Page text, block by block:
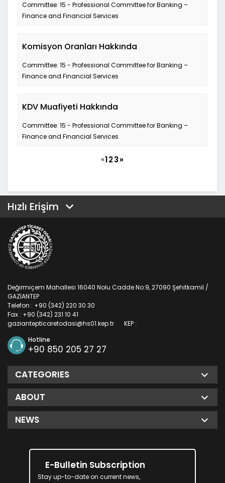
Committee: 15 - Professional Committee for Banking –
Finance and Financial Services
Komisyon Oranları Hakkında
Committee: 15 - Professional Committee for Banking –
Finance and Financial Services
KDV Muafiyeti Hakkında
Committee: 15 - Professional Committee for Banking –
Finance and Financial Services
«123»
Hızlı Erişim
Değirmiçem Mahallesi 16040 Nolu Cadde No:9, 27090 Şehitkamil /
GAZİANTEP
Telefon : +90 (342) 220 30 30
Fax : +90 (342) 231 10 41
KEP :
gaziantepticaretodasi@hs01.kep.tr
Hotline
+90 850 205 27 27
CATEGORIES
ABOUT
NEWS
E-Bulletin Subscription
Stay up-to-date on current news,